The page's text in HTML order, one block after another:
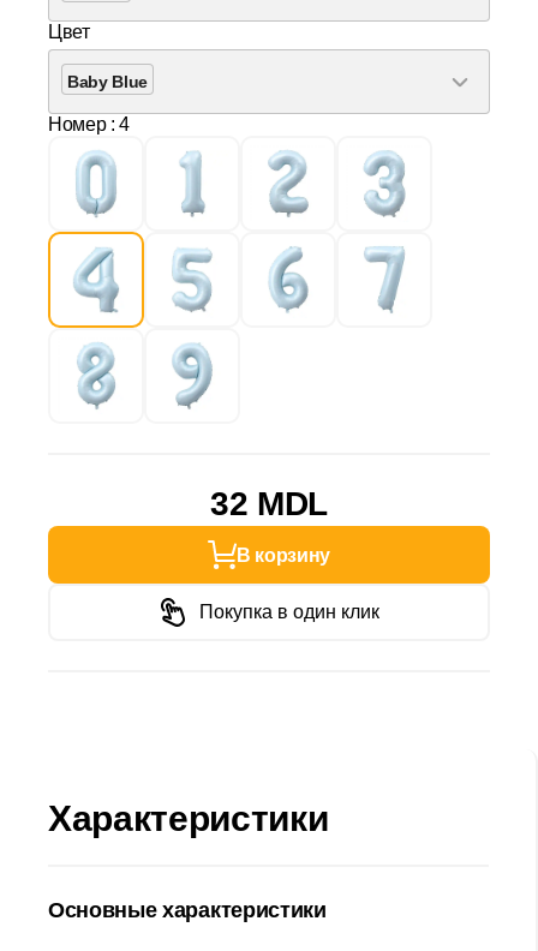
Цвет
Baby Blue
Номер : 4
32 MDL
В корзину
Покупка в один клик
Характеристики
Основные характеристики